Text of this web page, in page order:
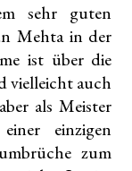
sehr guten
Mehta in der
ist über die
vielleicht auch
als Meister
einzigen
zum